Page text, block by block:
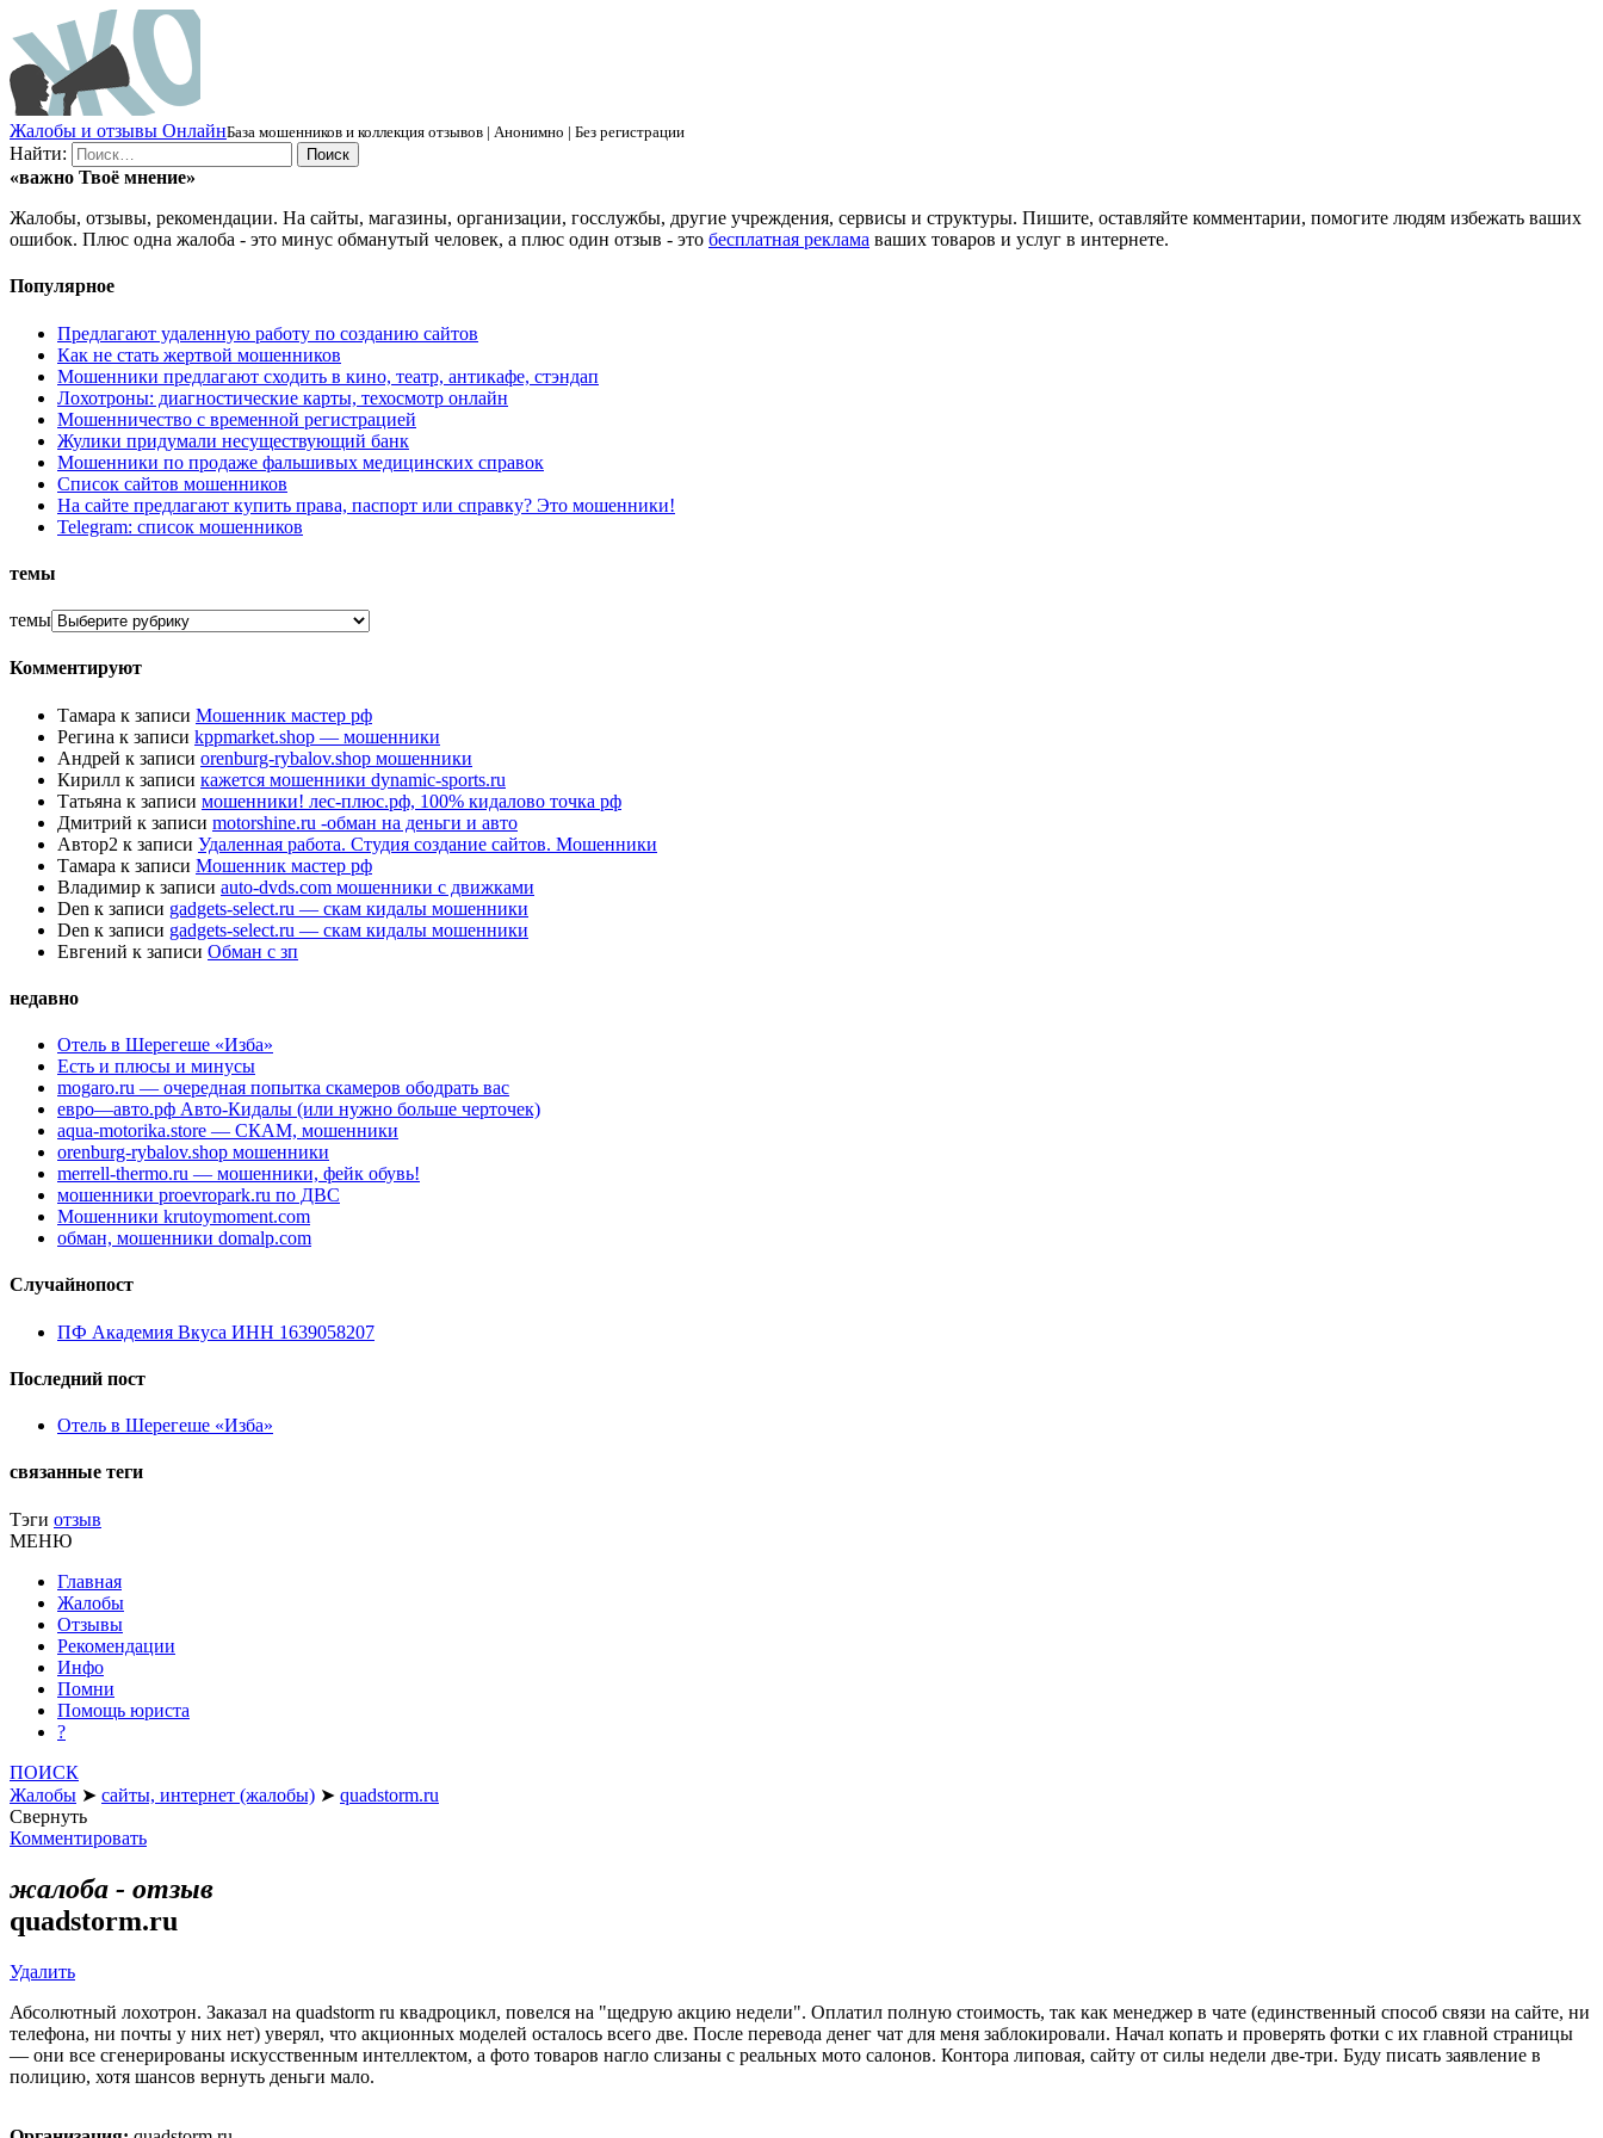
Жалобы и отзывы ОнлайнБаза мошенников и коллекция отзывов | Анонимно | Без регистрации
Найти:
«важно Твоё мнение»
Жалобы, отзывы, рекомендации. На сайты, магазины, организации, госслужбы, другие учреждения, сервисы и структуры. Пишите, оставляйте комментарии, помогите людям избежать ваших
ошибок. Плюс одна жалоба - это минус обманутый человек, а плюс один отзыв - это бесплатная реклама ваших товаров и услуг в интернете.
Популярное
Предлагают удаленную работу по созданию сайтов
Как не стать жертвой мошенников
Мошенники предлагают сходить в кино, театр, антикафе, стэндап
Лохотроны: диагностические карты, техосмотр онлайн
Мошенничество с временной регистрацией
Жулики придумали несуществующий банк
Мошенники по продаже фальшивых медицинских справок
Список сайтов мошенников
На сайте предлагают купить права, паспорт или справку? Это мошенники!
Telegram: список мошенников
темы
темы
Комментируют
Тамара к записи Мошенник мастер рф
Регина к записи kppmarket.shop — мошенники
Андрей к записи orenburg-rybalov.shop мошенники
Кирилл к записи кажется мошенники dynamic-sports.ru
Татьяна к записи мошенники! лес-плюс.рф, 100% кидалово точка рф
Дмитрий к записи motorshine.ru -обман на деньги и авто
Автор2 к записи Удаленная работа. Студия создание сайтов. Мошенники
Тамара к записи Мошенник мастер рф
Владимир к записи auto-dvds.com мошенники с движками
Den к записи gadgets-select.ru — скам кидалы мошенники
Den к записи gadgets-select.ru — скам кидалы мошенники
Евгений к записи Обман с зп
недавно
Отель в Шерегеше «Изба»
Есть и плюсы и минусы
mogaro.ru — очередная попытка скамеров ободрать вас
евро—авто.рф Авто-Кидалы (или нужно больше черточек)
aqua-motorika.store — СКАМ, мошенники
orenburg-rybalov.shop мошенники
merrell-thermo.ru — мошенники, фейк обувь!
мошенники proevropark.ru по ДВС
Мошенники krutoymoment.com
обман, мошенники domalp.com
Случайнопост
ПФ Академия Вкуса ИНН 1639058207
Последний пост
Отель в Шерегеше «Изба»
связанные теги
Тэги отзыв
МЕНЮ
Главная
Жалобы
Отзывы
Рекомендации
Инфо
Помни
Помощь юриста
?
ПОИСК
Жалобы ➤ сайты, интернет (жалобы) ➤ quadstorm.ru
Свернуть
Комментировать
жалоба - отзыв
quadstorm.ru
Удалить
Абсолютный лохотрон. Заказал на quadstorm ru квадроцикл, повелся на "щедрую акцию недели". Оплатил полную стоимость, так как менеджер в чате (единственный способ связи на сайте, ни
телефона, ни почты у них нет) уверял, что акционных моделей осталось всего две. После перевода денег чат для меня заблокировали. Начал копать и проверять фотки с их главной страницы
— они все сгенерированы искусственным интеллектом, а фото товаров нагло слизаны с реальных мото салонов. Контора липовая, сайту от силы недели две-три. Буду писать заявление в
полицию, хотя шансов вернуть деньги мало.